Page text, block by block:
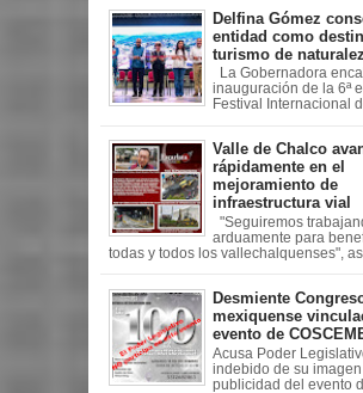
Delfina Gómez
entidad como
turismo de
La Gobernadora
inauguración de la 6ª
Festival Internacional
Valle de Chalco
rápidamente en el
mejoramiento de
infraestructura vial
"Seguiremos
arduamente para
todas y todos los vallechalquenses",
Desmiente
mexiquense
evento de
Acusa Poder
indebido de su
publicidad del evento